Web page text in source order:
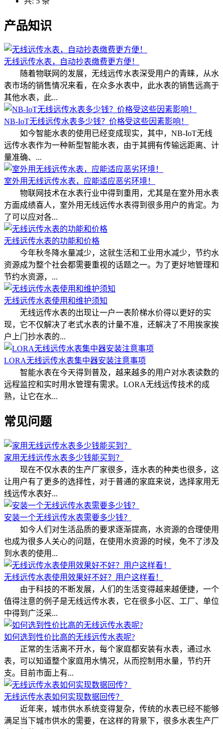
产品知识
无线远传水表，自动抄表缴费更方便！
随着物联网的发展，无线远传水表深受用户的青睐，从水
表市场的销售情况来看，在众多水表中，此水表的销售远高于
其他水表，此...
NB-IoT无线远传水表多少钱？价格受这些因素影响！
如今智能水表的使用已经变成现实，其中，NB-IoT无线
远传水表作为一种新型智能水表，由于其拥有传输远距离、计
量准确、...
室外用无线远传水表，应能适应恶劣环境！
物联网技术在水表行业中得到重用，尤其是在室外用水表
方面成绩喜人，室外用无线远传水表得到很多用户的肯定。为
了可以应对各...
无线远传水表的功能和价格
今年秋冬降水量减少，这就生活和工业用水减少，节约水
资源成为整个社会都需要重视的话题之一。为了更好地管理和
节约水资源，...
无线远传水表使用和维护须知
无线远传水表的出现让一户一表阶梯水价得以更好的实
现，它不仅解决了老式水表的计量不准，还解决了不用挨家挨
户上门抄水表的...
LORA无线远传水表集中器安装注意事项
智能水表在今天得到普及，越来越多的用户对水表读数的
远程监控和实时用水管理有需求。LORA无线远传技术的成
熟，让它在水...
常见问题
家用无线远传水表多少钱能买到？
现在不仅水表的生产厂家很多，连水表的种类也很多，这
让用户有了更多的选择性，对于普通的家庭来说，选择家用无
线远传水表好...
安装一个无线远传水表需要多少钱？
如今人们对生活品质的要求逐渐提高，水资源的合理使用
也成为很多人关心的问题，在使用水资源的时候，免不了涉及
到水表的使用...
无线远传水表使用效果好不好？用户这样看！
由于科技的不断发展，人们的生活变得越来越便捷，一个
值得注意的例子是无线远传水表，它在很多小区、工厂、单位
中得到广泛采...
如何选到性价比高的无线远传水表呢?
正常的生活离不开水，每个家庭都安装有水表，通过水
表，可以知道整个家庭用水情况，从而控制用水量，节约开
支。目前市面上有...
无线远传水表如何实现数据回传？
近年来，城市供水系统变得复杂，传统的水表已经不能够
满足当下城市供水的需要，在这样的背景下，很多水表生产厂